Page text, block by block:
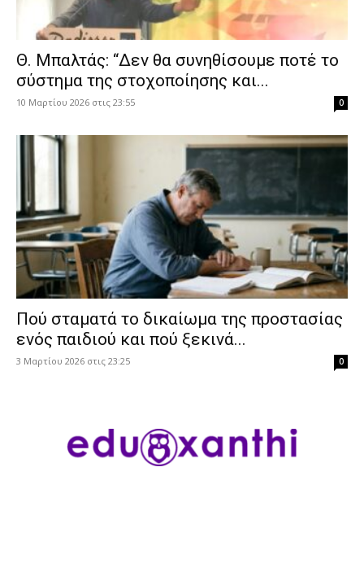
Θ. Μπαλτάς: “Δεν θα συνηθίσουμε ποτέ το
σύστημα της στοχοποίησης και...
10 Μαρτίου 2026 στις 23:55 0
Πού σταματά το δικαίωμα της προστασίας
ενός παιδιού και πού ξεκινά...
3 Μαρτίου 2026 στις 23:25 0